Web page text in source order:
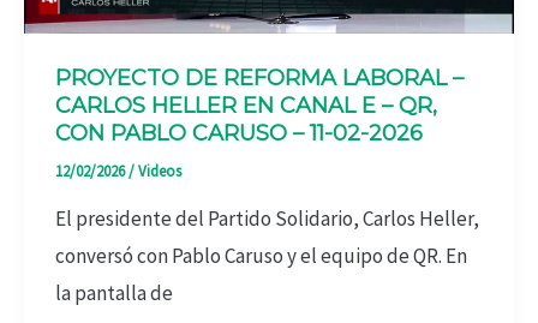
PROYECTO DE REFORMA LABORAL –
CARLOS HELLER EN CANAL E – QR,
CON PABLO CARUSO – 11-02-2026
12/02/2026/Videos
El presidente del Partido Solidario, Carlos Heller,
conversó con Pablo Caruso y el equipo de QR. En
la pantalla de